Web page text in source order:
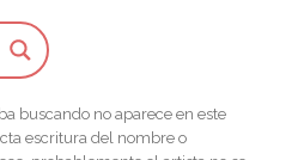
buscando no aparece en este
escritura del nombre o